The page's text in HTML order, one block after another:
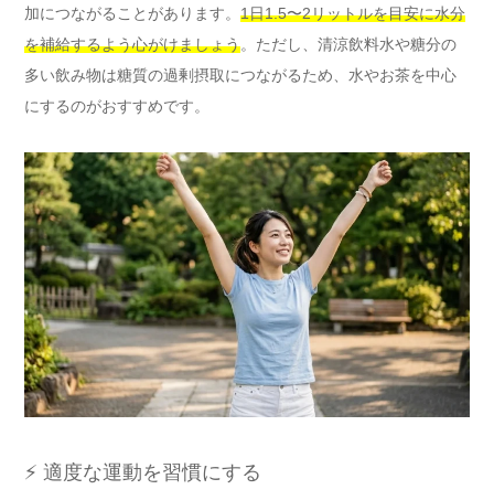
加につながることがあります。 1日1.5〜2リットルを目安に水分
を補給するよう心がけましょう。ただし、清涼飲料水や糖分の
多い飲み物は糖質の過剰摂取につながるため、水やお茶を中心
にするのがおすすめです。
⚡ 適度な運動を習慣にする